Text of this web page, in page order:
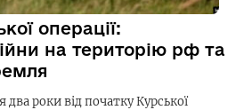
операції:
на територію рф та
роки від початку Курської